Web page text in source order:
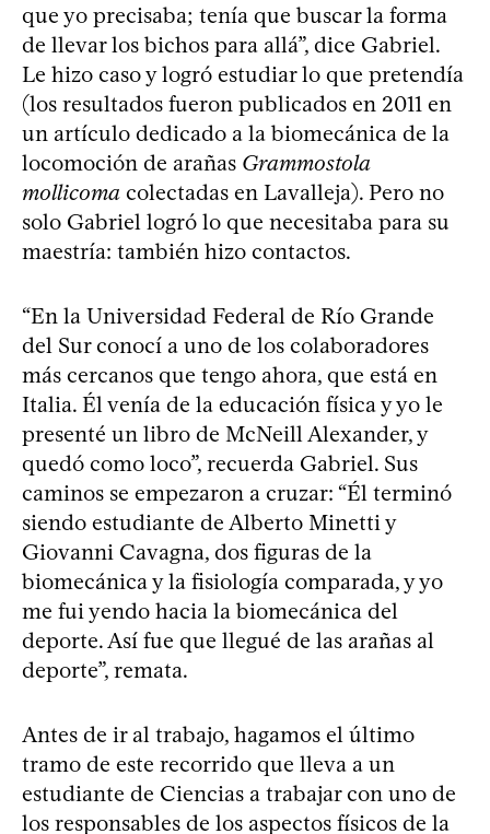
que yo precisaba; tenía que buscar la forma
de llevar los bichos para allá”, dice Gabriel.
Le hizo caso y logró estudiar lo que pretendía
(los resultados fueron publicados en 2011 en
un artículo dedicado a la biomecánica de la
locomoción de arañas Grammostola
mollicoma colectadas en Lavalleja). Pero no
solo Gabriel logró lo que necesitaba para su
maestría: también hizo contactos.
“En la Universidad Federal de Río Grande
del Sur conocí a uno de los colaboradores
más cercanos que tengo ahora, que está en
Italia. Él venía de la educación física y yo le
presenté un libro de McNeill Alexander, y
quedó como loco”, recuerda Gabriel. Sus
caminos se empezaron a cruzar: “Él terminó
siendo estudiante de Alberto Minetti y
Giovanni Cavagna, dos figuras de la
biomecánica y la fisiología comparada, y yo
me fui yendo hacia la biomecánica del
deporte. Así fue que llegué de las arañas al
deporte”, remata.
Antes de ir al trabajo, hagamos el último
tramo de este recorrido que lleva a un
estudiante de Ciencias a trabajar con uno de
los responsables de los aspectos físicos de la